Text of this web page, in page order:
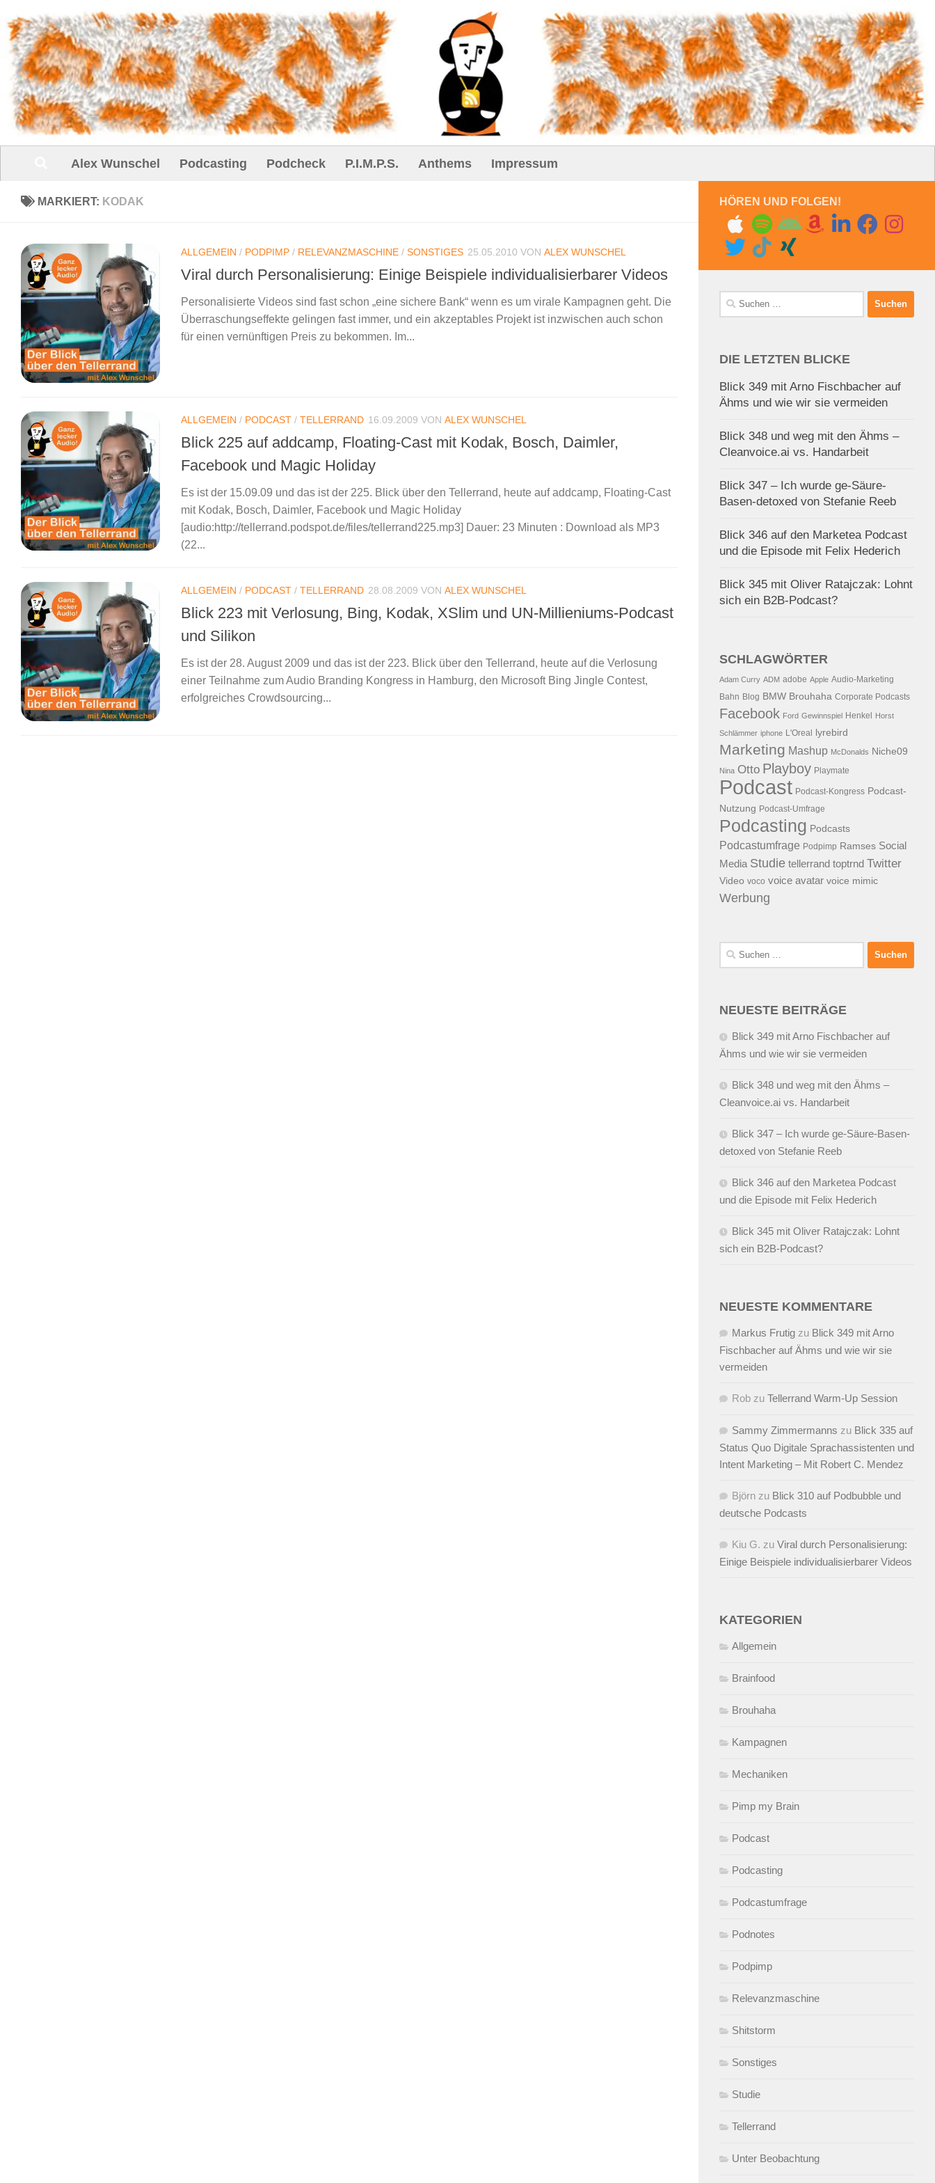
Unter dem Inhalt
Alex Wunschel Podcasting Podcheck P.I.M.P.S. Anthems Impressum
MARKIERT: KODAK
ALLGEMEIN / PODPIMP / RELEVANZMASCHINE / SONSTIGES 25.05.2010 VON ALEX WUNSCHEL
Viral durch Personalisierung: Einige Beispiele individualisierbarer Videos
Personalisierte Videos sind fast schon „eine sichere Bank“ wenn es um virale Kampagnen geht. Die
Überraschungseffekte gelingen fast immer, und ein akzeptables Projekt ist inzwischen auch schon
für einen vernünftigen Preis zu bekommen. Im...
ALLGEMEIN / PODCAST / TELLERRAND 16.09.2009 VON ALEX WUNSCHEL
Blick 225 auf addcamp, Floating-Cast mit Kodak, Bosch, Daimler,
Facebook und Magic Holiday
Es ist der 15.09.09 und das ist der 225. Blick über den Tellerrand, heute auf addcamp, Floating-Cast
mit Kodak, Bosch, Daimler, Facebook und Magic Holiday
[audio:http://tellerrand.podspot.de/files/tellerrand225.mp3] Dauer: 23 Minuten : Download als MP3
(22...
ALLGEMEIN / PODCAST / TELLERRAND 28.08.2009 VON ALEX WUNSCHEL
Blick 223 mit Verlosung, Bing, Kodak, XSlim und UN-Millieniums-Podcast
und Silikon
Es ist der 28. August 2009 und das ist der 223. Blick über den Tellerrand, heute auf die Verlosung
einer Teilnahme zum Audio Branding Kongress in Hamburg, den Microsoft Bing Jingle Contest,
erfolgreiches Crowdsourcing...
HÖREN UND FOLGEN!
Suchen
nach:
DIE LETZTEN BLICKE
Blick 349 mit Arno Fischbacher auf
Ähms und wie wir sie vermeiden
Blick 348 und weg mit den Ähms –
Cleanvoice.ai vs. Handarbeit
Blick 347 – Ich wurde ge-Säure-
Basen-detoxed von Stefanie Reeb
Blick 346 auf den Marketea Podcast
und die Episode mit Felix Hederich
Blick 345 mit Oliver Ratajczak: Lohnt
sich ein B2B-Podcast?
SCHLAGWÖRTER
Adam Curry ADM adobe Apple Audio-Marketing
Bahn Blog BMW Brouhaha Corporate Podcasts
Facebook Ford Gewinnspiel Henkel Horst
Schlämmer iphone L'Oreal lyrebird
Marketing Mashup McDonalds Niche09
Nina Otto Playboy Playmate
Podcast Podcast-Kongress Podcast-
Nutzung Podcast-Umfrage
Podcasting Podcasts
Podcastumfrage Podpimp Ramses Social
Media Studie tellerrand toptrnd Twitter
Video voco voice avatar voice mimic
Werbung
Suchen
nach:
NEUESTE BEITRÄGE
Blick 349 mit Arno Fischbacher auf
Ähms und wie wir sie vermeiden
Blick 348 und weg mit den Ähms –
Cleanvoice.ai vs. Handarbeit
Blick 347 – Ich wurde ge-Säure-Basen-
detoxed von Stefanie Reeb
Blick 346 auf den Marketea Podcast
und die Episode mit Felix Hederich
Blick 345 mit Oliver Ratajczak: Lohnt
sich ein B2B-Podcast?
NEUESTE KOMMENTARE
Markus Frutig zu Blick 349 mit Arno
Fischbacher auf Ähms und wie wir sie
vermeiden
Rob zu Tellerrand Warm-Up Session
Sammy Zimmermanns zu Blick 335 auf
Status Quo Digitale Sprachassistenten und
Intent Marketing – Mit Robert C. Mendez
Björn zu Blick 310 auf Podbubble und
deutsche Podcasts
Kiu G. zu Viral durch Personalisierung:
Einige Beispiele individualisierbarer Videos
KATEGORIEN
Allgemein
Brainfood
Brouhaha
Kampagnen
Mechaniken
Pimp my Brain
Podcast
Podcasting
Podcastumfrage
Podnotes
Podpimp
Relevanzmaschine
Shitstorm
Sonstiges
Studie
Tellerrand
Unter Beobachtung